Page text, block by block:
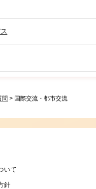
問 > 国際交流・都市交流
いて
針